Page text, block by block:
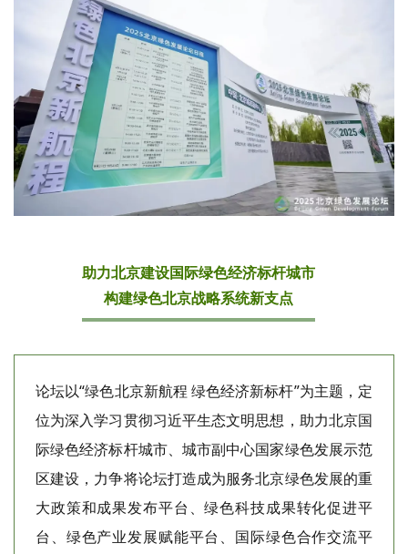
助力北京建设国际绿色经济标杆城市
构建绿色北京战略系统新支点
论坛以“绿色北京新航程 绿色经济新标杆”为主题，定
位为深入学习贯彻习近平生态文明思想，助力北京国
际绿色经济标杆城市、城市副中心国家绿色发展示范
区建设，力争将论坛打造成为服务北京绿色发展的重
大政策和成果发布平台、绿色科技成果转化促进平
台、绿色产业发展赋能平台、国际绿色合作交流平